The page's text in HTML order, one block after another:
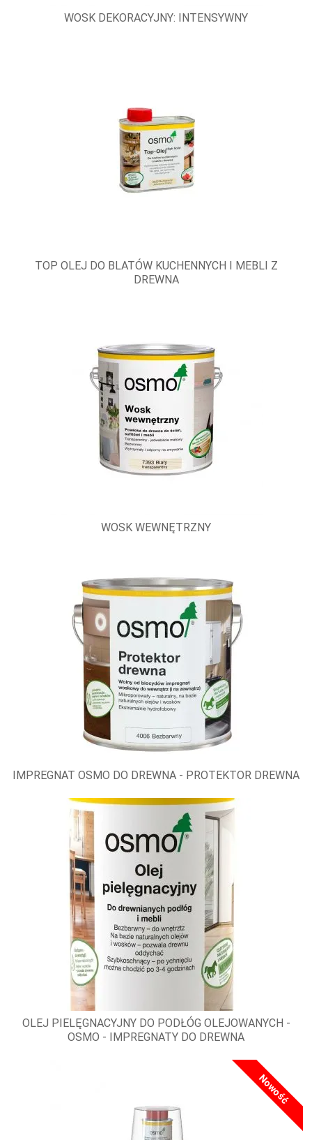
WOSK DEKORACYJNY: INTENSYWNY
TOP OLEJ DO BLATÓW KUCHENNYCH I MEBLI Z
DREWNA
WOSK WEWNĘTRZNY
IMPREGNAT OSMO DO DREWNA - PROTEKTOR DREWNA
OLEJ PIELĘGNACYJNY DO PODŁÓG OLEJOWANYCH -
OSMO - IMPREGNATY DO DREWNA
Nowość